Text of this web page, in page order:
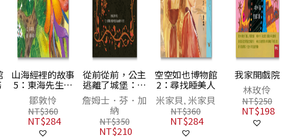
從前從前，公主
逃離了城堡：風
靡全球三十年的
政治正確童話經
典
詹姆士．芬．加
納
NT$350
NT$210
空空如也博物館
2：尋找睡美人
米家貝, 米家貝
NT$360
NT$284
我家開戲院
林玫伶
NT$ 250
NT$198